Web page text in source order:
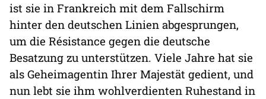
ist sie in Frankreich mit dem Fallschirm
hinter den deutschen Linien abgesprungen,
um die Résistance gegen die deutsche
Besatzung zu unterstützen. Viele Jahre hat sie
als Geheimagentin Ihrer Majestät gedient, und
nun lebt sie ihm wohlverdienten Ruhestand in